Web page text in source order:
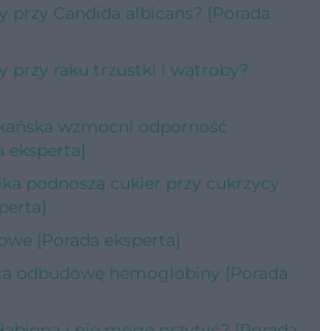
przy Candida albicans? [Porada
przy raku trzustki i wątroby?
wzmocni odporność
eksperta]
podnoszą cukier przy cukrzycy
[Porada eksperta]
odbudowę hemoglobiny [Porada